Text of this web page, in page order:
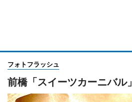
フォトフラッシュ
前橋「スイーツカーニバル